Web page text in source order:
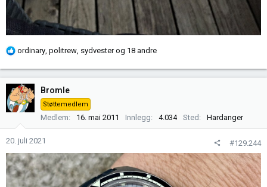
R
k
s
j
e
r
:
ordinary, politrew, sydvesterog 18 andre
Bromle
Støttemedlem
Medlem 16. mai 2011 Innlegg 4.034 Sted Hardanger
20. juli 2021 #129.244